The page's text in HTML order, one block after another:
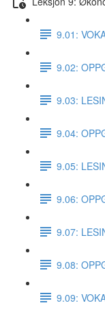
9.01:
9.02:
9.03:
9.04:
9.05:
9.06:
9.07:
9.08:
9.09: